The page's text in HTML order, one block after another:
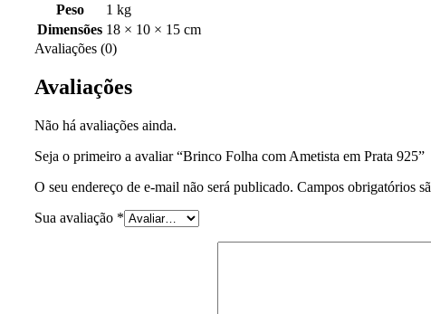
Peso
1 kg
Dimensões 18 × 10 × 15 cm
Avaliações (0)
Avaliações
Não há avaliações ainda.
Seja o primeiro a avaliar “Brinco Folha com Ametista em Prata 925”
O seu endereço de e-mail não será publicado. Campos obrigatórios
Sua avaliação *